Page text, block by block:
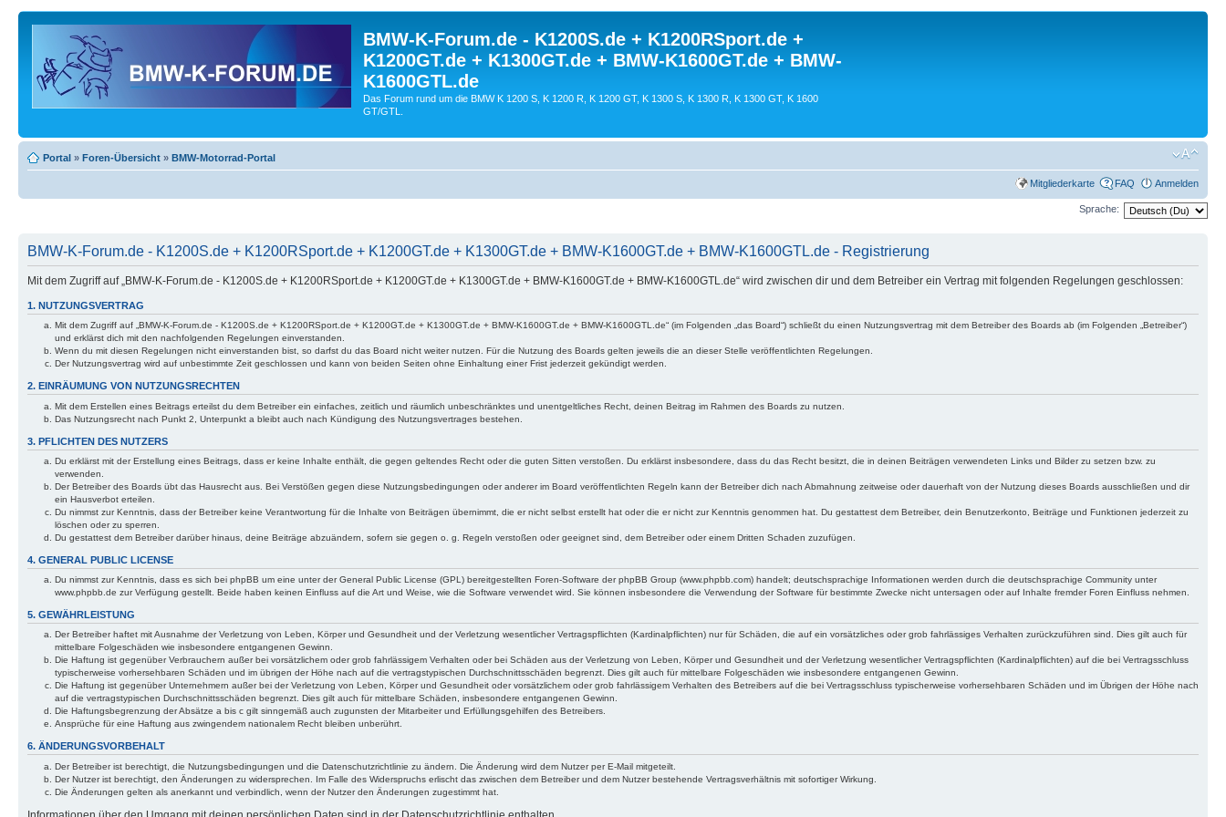
BMW-K-Forum.de - K1200S.de + K1200RSport.de +
K1200GT.de + K1300GT.de + BMW-K1600GT.de + BMW-
K1600GTL.de
Das Forum rund um die BMW K 1200 S, K 1200 R, K 1200 GT, K 1300 S, K 1300 R, K 1300 GT, K 1600
GT/GTL.
Portal » Foren-Übersicht » BMW-Motorrad-Portal
Mitgliederkarte FAQ Anmelden
Sprache:
BMW-K-Forum.de - K1200S.de + K1200RSport.de + K1200GT.de + K1300GT.de + BMW-K1600GT.de + BMW-K1600GTL.de - Registrierung
Mit dem Zugriff auf „BMW-K-Forum.de - K1200S.de + K1200RSport.de + K1200GT.de + K1300GT.de + BMW-K1600GT.de + BMW-K1600GTL.de“ wird zwischen dir und dem Betreiber ein Vertrag mit folgenden Regelungen geschlossen:
1. NUTZUNGSVERTRAG
Mit dem Zugriff auf „BMW-K-Forum.de - K1200S.de + K1200RSport.de + K1200GT.de + K1300GT.de + BMW-K1600GT.de + BMW-K1600GTL.de“ (im Folgenden „das Board“) schließt du einen Nutzungsvertrag mit dem Betreiber des Boards ab (im Folgenden „Betreiber“)
und erklärst dich mit den nachfolgenden Regelungen einverstanden.
Wenn du mit diesen Regelungen nicht einverstanden bist, so darfst du das Board nicht weiter nutzen. Für die Nutzung des Boards gelten jeweils die an dieser Stelle veröffentlichten Regelungen.
Der Nutzungsvertrag wird auf unbestimmte Zeit geschlossen und kann von beiden Seiten ohne Einhaltung einer Frist jederzeit gekündigt werden.
2. EINRÄUMUNG VON NUTZUNGSRECHTEN
Mit dem Erstellen eines Beitrags erteilst du dem Betreiber ein einfaches, zeitlich und räumlich unbeschränktes und unentgeltliches Recht, deinen Beitrag im Rahmen des Boards zu nutzen.
Das Nutzungsrecht nach Punkt 2, Unterpunkt a bleibt auch nach Kündigung des Nutzungsvertrages bestehen.
3. PFLICHTEN DES NUTZERS
Du erklärst mit der Erstellung eines Beitrags, dass er keine Inhalte enthält, die gegen geltendes Recht oder die guten Sitten verstoßen. Du erklärst insbesondere, dass du das Recht besitzt, die in deinen Beiträgen verwendeten Links und Bilder zu setzen bzw. zu
verwenden.
Der Betreiber des Boards übt das Hausrecht aus. Bei Verstößen gegen diese Nutzungsbedingungen oder anderer im Board veröffentlichten Regeln kann der Betreiber dich nach Abmahnung zeitweise oder dauerhaft von der Nutzung dieses Boards ausschließen und dir
ein Hausverbot erteilen.
Du nimmst zur Kenntnis, dass der Betreiber keine Verantwortung für die Inhalte von Beiträgen übernimmt, die er nicht selbst erstellt hat oder die er nicht zur Kenntnis genommen hat. Du gestattest dem Betreiber, dein Benutzerkonto, Beiträge und Funktionen jederzeit zu
löschen oder zu sperren.
Du gestattest dem Betreiber darüber hinaus, deine Beiträge abzuändern, sofern sie gegen o. g. Regeln verstoßen oder geeignet sind, dem Betreiber oder einem Dritten Schaden zuzufügen.
4. GENERAL PUBLIC LICENSE
Du nimmst zur Kenntnis, dass es sich bei phpBB um eine unter der General Public License (GPL) bereitgestellten Foren-Software der phpBB Group (www.phpbb.com) handelt; deutschsprachige Informationen werden durch die deutschsprachige Community unter
www.phpbb.de zur Verfügung gestellt. Beide haben keinen Einfluss auf die Art und Weise, wie die Software verwendet wird. Sie können insbesondere die Verwendung der Software für bestimmte Zwecke nicht untersagen oder auf Inhalte fremder Foren Einfluss nehmen.
5. GEWÄHRLEISTUNG
Der Betreiber haftet mit Ausnahme der Verletzung von Leben, Körper und Gesundheit und der Verletzung wesentlicher Vertragspflichten (Kardinalpflichten) nur für Schäden, die auf ein vorsätzliches oder grob fahrlässiges Verhalten zurückzuführen sind. Dies gilt auch für
mittelbare Folgeschäden wie insbesondere entgangenen Gewinn.
Die Haftung ist gegenüber Verbrauchern außer bei vorsätzlichem oder grob fahrlässigem Verhalten oder bei Schäden aus der Verletzung von Leben, Körper und Gesundheit und der Verletzung wesentlicher Vertragspflichten (Kardinalpflichten) auf die bei Vertragsschluss
typischerweise vorhersehbaren Schäden und im übrigen der Höhe nach auf die vertragstypischen Durchschnittsschäden begrenzt. Dies gilt auch für mittelbare Folgeschäden wie insbesondere entgangenen Gewinn.
Die Haftung ist gegenüber Unternehmern außer bei der Verletzung von Leben, Körper und Gesundheit oder vorsätzlichem oder grob fahrlässigem Verhalten des Betreibers auf die bei Vertragsschluss typischerweise vorhersehbaren Schäden und im Übrigen der Höhe nach
auf die vertragstypischen Durchschnittsschäden begrenzt. Dies gilt auch für mittelbare Schäden, insbesondere entgangenen Gewinn.
Die Haftungsbegrenzung der Absätze a bis c gilt sinngemäß auch zugunsten der Mitarbeiter und Erfüllungsgehilfen des Betreibers.
Ansprüche für eine Haftung aus zwingendem nationalem Recht bleiben unberührt.
6. ÄNDERUNGSVORBEHALT
Der Betreiber ist berechtigt, die Nutzungsbedingungen und die Datenschutzrichtlinie zu ändern. Die Änderung wird dem Nutzer per E-Mail mitgeteilt.
Der Nutzer ist berechtigt, den Änderungen zu widersprechen. Im Falle des Widerspruchs erlischt das zwischen dem Betreiber und dem Nutzer bestehende Vertragsverhältnis mit sofortiger Wirkung.
Die Änderungen gelten als anerkannt und verbindlich, wenn der Nutzer den Änderungen zugestimmt hat.